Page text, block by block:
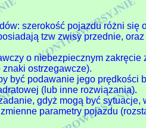
szerokość pojazdu różni się
tzw zwisy przednie,
o niebezpiecznym
ostrzegawcze).
być podawanie jego prędkości
(lub inne rozwiązania).
gdyż mogą być sytuacje,
parametry pojazdu